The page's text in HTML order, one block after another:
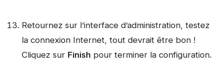
Retournez sur l’interface d’administration, testez
la connexion Internet, tout devrait être bon !
Cliquez sur Finish pour terminer la configuration.